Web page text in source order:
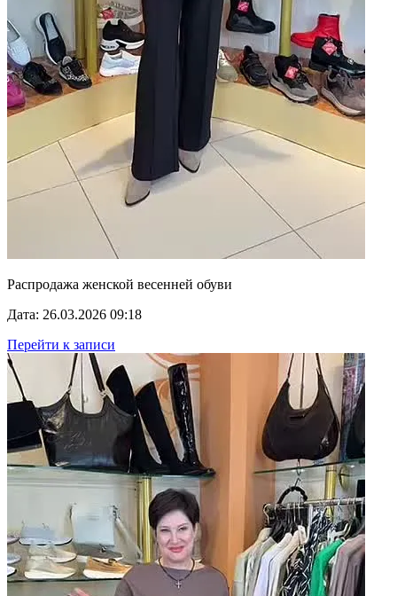
Распродажа женской весенней обуви
Дата: 26.03.2026 09:18
Перейти к записи